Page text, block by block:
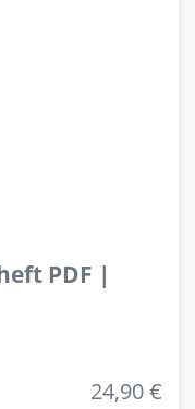
PDF |
24,90 €